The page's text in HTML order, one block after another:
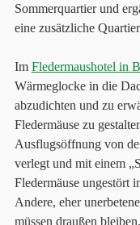
Sommerquartier und
eine zusätzliche
Im Fledermaushotel in
Wärmeglocke in die
abzudichten und zu
Fledermäuse zu
Ausflugsöffnung von
verlegt und mit einem
Fledermäuse ungestört
Andere, eher
müssen draußen bleiben.